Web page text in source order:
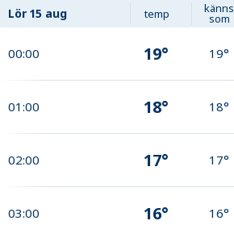
Lör 15 aug temp känns
som
00:00 19° 19°
01:00 18° 18°
02:00 17° 17°
03:00 16° 16°